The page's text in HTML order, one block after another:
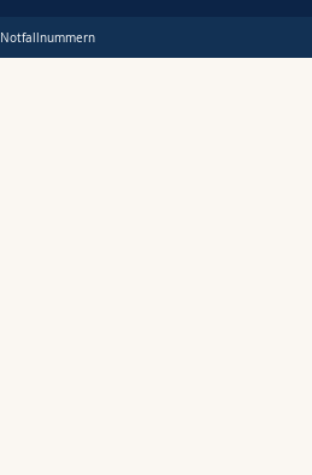
Notfallnummern